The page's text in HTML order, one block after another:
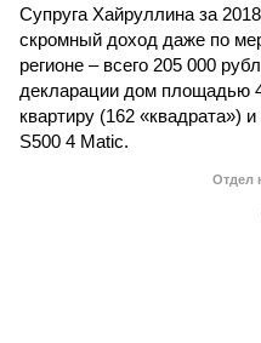
Супруга Хайруллина за
скромный доход даже по
регионе – всего 205 000
декларации дом площадью
квартиру (162 «квадрата»)
S500 4 Matic.
Отдел